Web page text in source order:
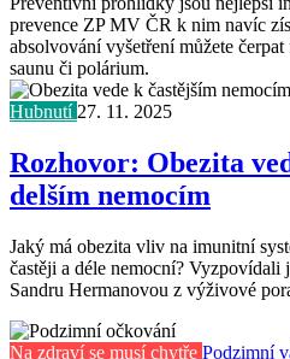
prevence ZP MV ČR k nim navíc
absolvování vyšetření můžete
saunu či polárium.
Hubnutí 27. 11. 2025
Rozhovor: Obezita
delším nemocím
Jaký má obezita vliv na imunitní
častěji a déle nemocní?
Sandru Hermanovou z výživové
Na zdraví se musí chytře Podzimní